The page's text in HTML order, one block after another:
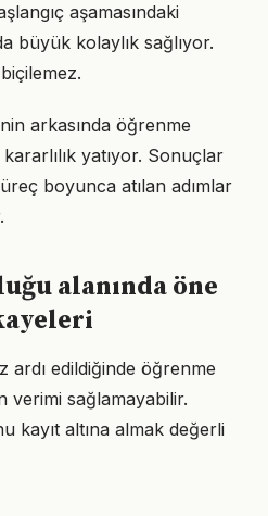
aşamasındaki
büyük kolaylık sağlıyor.
arkasında öğrenme
yatıyor. Sonuçlar
boyunca atılan adımlar
alanında öne
ardı edildiğinde öğrenme
verimi sağlamayabilir.
kayıt altına almak değerli